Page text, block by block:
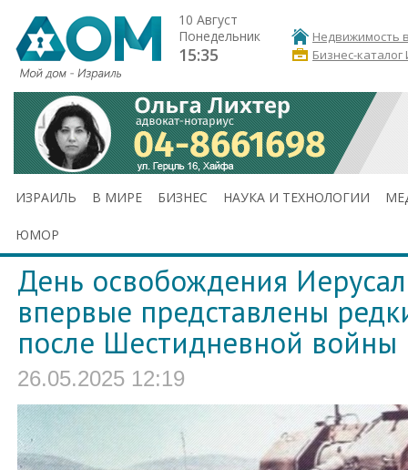
10 Август
Понедельник
15:35
Недвижимость
Бизнес-каталог
ИЗРАИЛЬ В МИРЕ БИЗНЕС НАУКА И ТЕХНОЛОГИИ
ЮМОР
День освобождения
впервые представлены
после Шестидневной войны
26.05.2025 12:19